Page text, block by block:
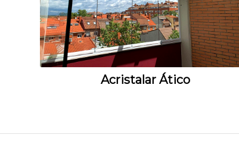
Acristalar Ático